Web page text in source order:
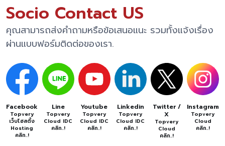
Socio Contact US
คุณสามารถส่งคำถามหรือข้อเสนอแนะ รวมทั้งแจ้งเรื่อง
ผ่านแบบฟอร์มติดต่อของเรา.
Facebook
Topvery
เว็บโฮสติ้ง
Hosting
คลิก..!
Line
Topvery
Cloud IDC
คลิก..!
Youtube
Topvery
Cloud IDC
คลิก..!
Linkedin
Topvery
Cloud IDC
คลิก..!
Twitter /
X
Topvery
Cloud
คลิก..!
Instagram
Topvery
Cloud
คลิก..!